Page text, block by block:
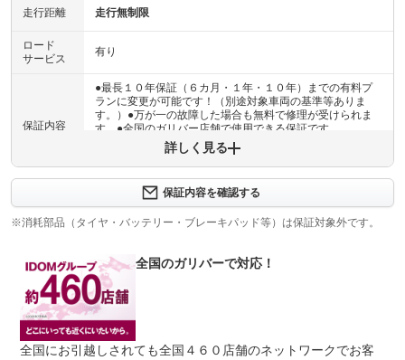
走行距離 走行無制限
ロード
サービス
有り
保証内容
●最長１０年保証（６カ月・１年・１０年）までの有料プ
ランに変更が可能です！（別途対象車両の基準等ありま
す。）●万が一の故障した場合も無料で修理が受けられま
す。●全国のガリバー店舗で使用できる保証です。
保証項目
１エンジン機構 ２動力伝達機構 ３ブレーキ機構 ４ス
テアリング機構 ５前後アクスル機構 ６電子制御機構
修理回数 無制限
上限金額
車両本体価格
●期間内の修理回数に制限はありませんが、累積上限金額
は車両価格の５０％が上限です●対象部品の詳細は、別途
規約に定めるとおりとなります。
詳しく見る
保証内容を確認する
※消耗部品（タイヤ・バッテリー・ブレーキパッド等）は保証対象外です。
全国のガリバーで対応！
全国にお引越しされても全国４６０店舗のネットワークでお客